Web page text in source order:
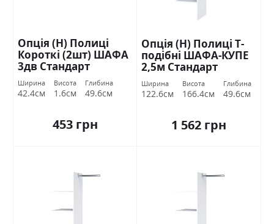
Опція (Н) Полиці
Короткі (2шт) ШАФА
3дв Стандарт
Ширина
42.4см
Висота
1.6см
Глибина
49.6см
453 грн
Опція (Н) Полиці Т-
подібні ШАФА-КУПЕ
2,5м Стандарт
Ширина
122.6см
Висота
166.4см
Глибина
49.6см
1 562 грн